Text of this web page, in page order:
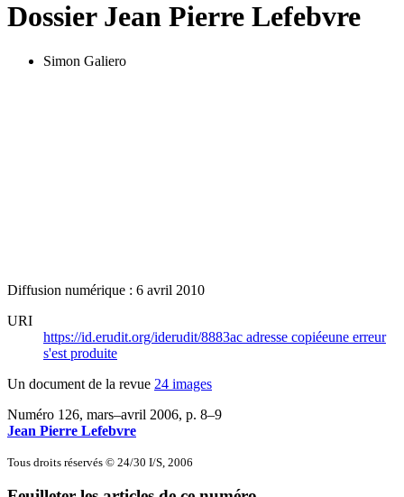
Dossier Jean Pierre Lefebvre
Simon Galiero
Diffusion numérique : 6 avril 2010
URI
https://id.erudit.org/iderudit/8883ac adresse copiéeune erreur
s'est produite
Un document de la revue 24 images
Numéro 126, mars–avril 2006, p. 8–9
Jean Pierre Lefebvre
Tous droits réservés © 24/30 I/S, 2006